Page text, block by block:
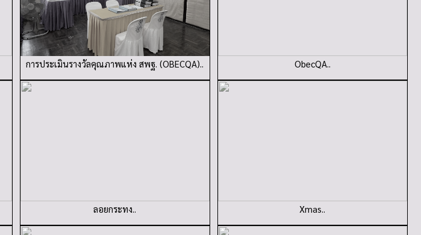
การประเมินรางวัลคุณภาพแห่ง สพฐ. (OBECQA).. ObecQA..
ลอยกระทง.. Xmas..